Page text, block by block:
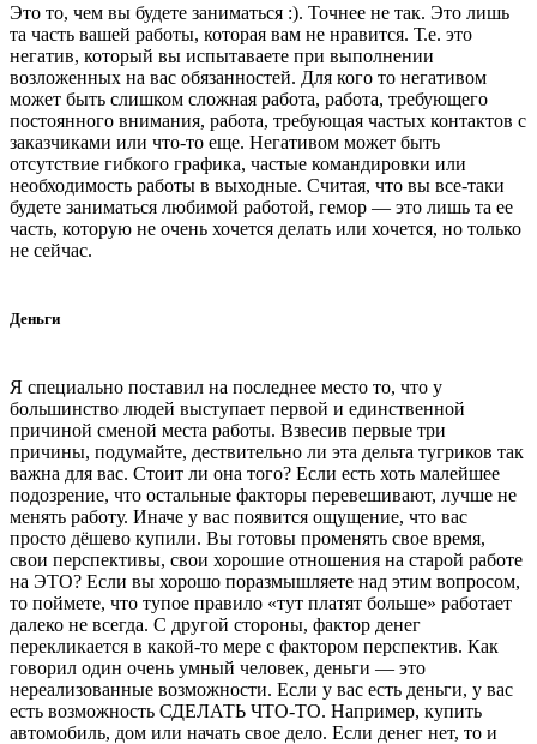
Это то, чем вы будете заниматься :). Точнее не так. Это лишь
та часть вашей работы, которая вам не нравится. Т.е. это
негатив, который вы испытаваете при выполнении
возложенных на вас обязанностей. Для кого то негативом
может быть слишком сложная работа, работа, требующего
постоянного внимания, работа, требующая частых контактов с
заказчиками или что-то еще. Негативом может быть
отсутствие гибкого графика, частые командировки или
необходимость работы в выходные. Считая, что вы все-таки
будете заниматься любимой работой, гемор — это лишь та ее
часть, которую не очень хочется делать или хочется, но только
не сейчас.
Деньги
Я специально поставил на последнее место то, что у
большинство людей выступает первой и единственной
причиной сменой места работы. Взвесив первые три
причины, подумайте, дествительно ли эта дельта тугриков так
важна для вас. Стоит ли она того? Если есть хоть малейшее
подозрение, что остальные факторы перевешивают, лучше не
менять работу. Иначе у вас появится ощущение, что вас
просто дёшево купили. Вы готовы променять свое время,
свои перспективы, свои хорошие отношения на старой работе
на ЭТО? Если вы хорошо поразмышляете над этим вопросом,
то поймете, что тупое правило «тут платят больше» работает
далеко не всегда. С другой стороны, фактор денег
перекликается в какой-то мере с фактором перспектив. Как
говорил один очень умный человек, деньги — это
нереализованные возможности. Если у вас есть деньги, у вас
есть возможность СДЕЛАТЬ ЧТО-ТО. Например, купить
автомобиль, дом или начать свое дело. Если денег нет, то и